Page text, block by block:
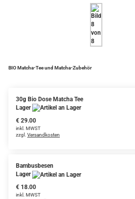
Aromatisierter Schwarztee
BIO Matcha-Tee und Matcha-Zubehör
30g Bio Dose Matcha Tee
Lager
€ 29.00
inkl. MWST
zzgl. Versandkosten
Bambusbesen
Lager
€ 18.00
inkl. MWST